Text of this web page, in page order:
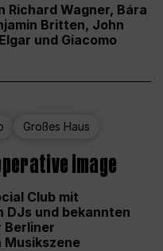
Richard Wagner, Bára
Britten, John
und Giacomo
Großes Haus
image
Club mit
DJs und bekannten
Berliner